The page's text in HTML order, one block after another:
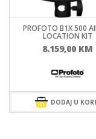
PROFOTO B1X 500
LOCATION KIT
8.159,00 KM
DODAJ U